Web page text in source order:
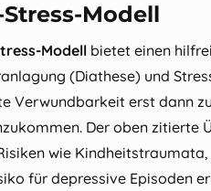
bietet einen
(Diathese) und
Verwundbarkeit erst dann
Der oben zitierte
wie
für depressive Episoden